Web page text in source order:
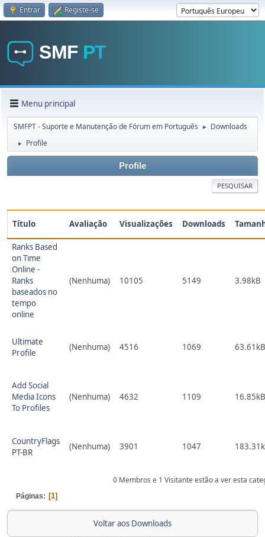
Entrar Registe-se
Menu principal
SMFPT - Suporte e Manutenção de Fórum em Português ► Downloads
► Profile
Profile
PESQUISAR
Título Avaliação Visualizações Downloads
Ranks Based
on Time
Online -
Ranks
baseados no
tempo
online
(Nenhuma) 10105 5149 3.98kB
Ultimate
Profile
(Nenhuma) 4516 1069 63.61kB
Add Social
Media Icons
To Profiles
(Nenhuma) 4632 1109 16.85kB
CountryFlags
PT-BR
(Nenhuma) 3901 1047
0 Membros e 1 Visitante estão a ver esta
Páginas 1
Voltar aos Downloads